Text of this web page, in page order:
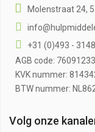
Molenstraat 24,
+31 (0)493 -
AGB code: 76091233
KVK nummer:
BTW nummer:
Volg onze